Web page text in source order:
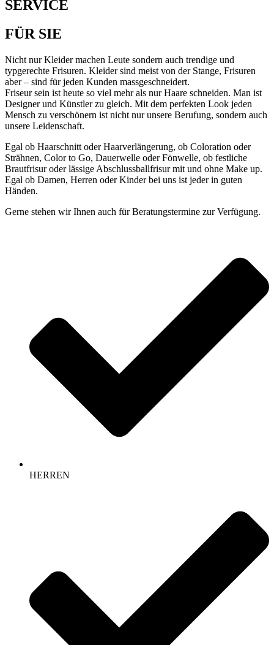
SERVICE
FÜR SIE
Nicht nur Kleider machen Leute sondern auch trendige und
typgerechte Frisuren. Kleider sind meist von der Stange, Frisuren
aber – sind für jeden Kunden massgeschneidert.
Friseur sein ist heute so viel mehr als nur Haare schneiden. Man ist
Designer und Künstler zu gleich. Mit dem perfekten Look jeden
Mensch zu verschönern ist nicht nur unsere Berufung, sondern auch
unsere Leidenschaft.
Egal ob Haarschnitt oder Haarverlängerung, ob Coloration oder
Strähnen, Color to Go, Dauerwelle oder Fönwelle, ob festliche
Brautfrisur oder lässige Abschlussballfrisur mit und ohne Make up.
Egal ob Damen, Herren oder Kinder bei uns ist jeder in guten
Händen.
Gerne stehen wir Ihnen auch für Beratungstermine zur Verfügung.
HERREN